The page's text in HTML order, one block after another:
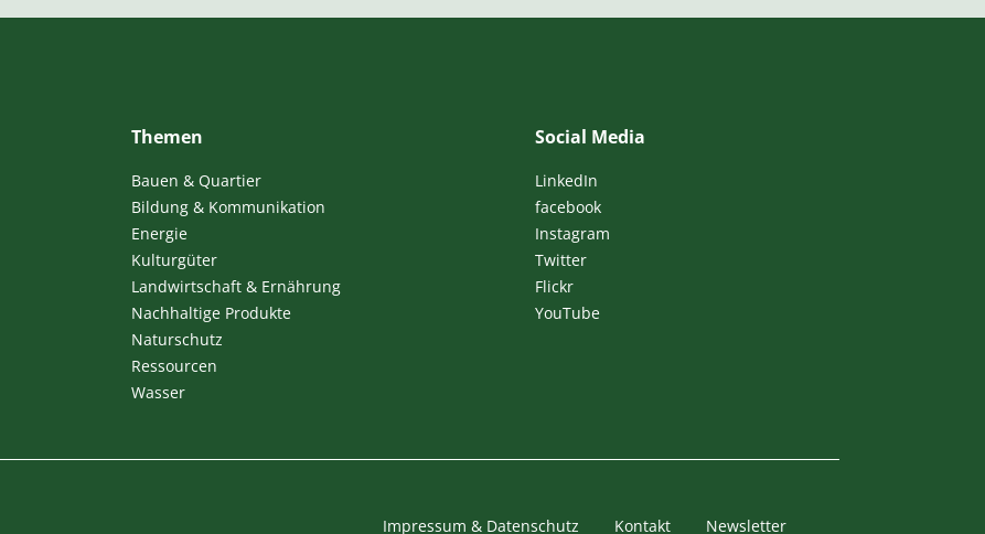
Themen
Bauen & Quartier
Bildung & Kommunikation
Energie
Kulturgüter
Landwirtschaft & Ernährung
Nachhaltige Produkte
Naturschutz
Ressourcen
Wasser
Social Media
LinkedIn
facebook
Instagram
Twitter
Flickr
YouTube
Impressum & Datenschutz Kontakt Newsletter